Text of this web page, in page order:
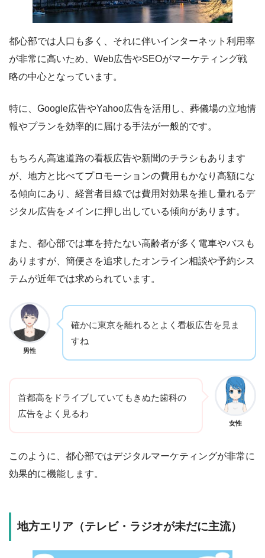
都心部では人口も多く、それに伴いインターネット利用率
が非常に高いため、Web広告やSEOがマーケティング戦
略の中心となっています。
特に、Google広告やYahoo広告を活用し、葬儀場の立地情
報やプランを効率的に届ける手法が一般的です。
もちろん高速道路の看板広告や新聞のチラシもあります
が、地方と比べてプロモーションの費用もかなり高額にな
る傾向にあり、経営者目線では費用対効果を推し量れるデ
ジタル広告をメインに押し出している傾向があります。
また、都心部では車を持たない高齢者が多く電車やバスも
ありますが、簡便さを追求したオンライン相談や予約シス
テムが近年では求められています。
男性
確かに東京を離れるとよく看板広告を見ま
すね
女性
首都高をドライブしていてもきぬた歯科の
広告をよく見るわ
このように、都心部ではデジタルマーケティングが非常に
効果的に機能します。
地方エリア（テレビ・ラジオが未だに主流）